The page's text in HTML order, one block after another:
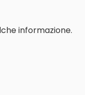
informazione.